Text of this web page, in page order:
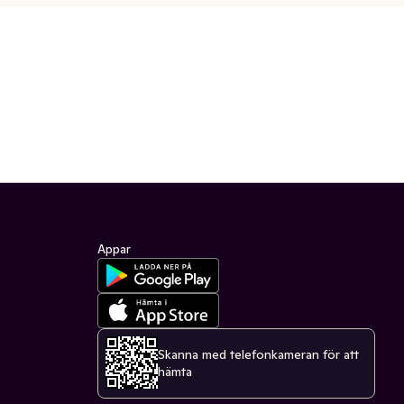
Appar
Skanna med telefonkameran för att
hämta